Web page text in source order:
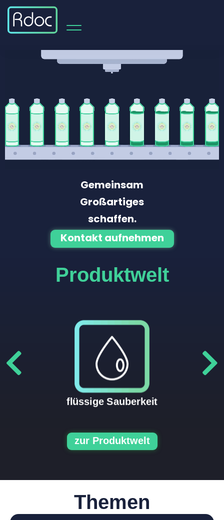
Gemeinsam
Großartiges
schaffen.
Kontakt aufnehmen
Produktwelt
flüssige Sauberkeit
zur Produktwelt
Themen